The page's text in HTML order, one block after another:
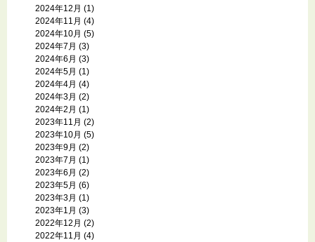
2024年12月 (1)
2024年11月 (4)
2024年10月 (5)
2024年7月 (3)
2024年6月 (3)
2024年5月 (1)
2024年4月 (4)
2024年3月 (2)
2024年2月 (1)
2023年11月 (2)
2023年10月 (5)
2023年9月 (2)
2023年7月 (1)
2023年6月 (2)
2023年5月 (6)
2023年3月 (1)
2023年1月 (3)
2022年12月 (2)
2022年11月 (4)